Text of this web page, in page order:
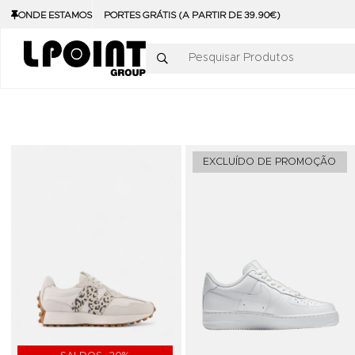
ONDE ESTAMOS PORTES GRÁTIS (A PARTIR DE 39.90€)
Pesquisar Produtos
Adicionar aos Favoritos
EXCLUÍDO DE PROMOÇÃO